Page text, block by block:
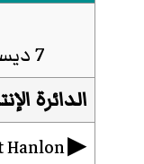
7 ديسمبر 1974 – 12 نوفمبر 1977
الدائرة
▶︎
Hanlon